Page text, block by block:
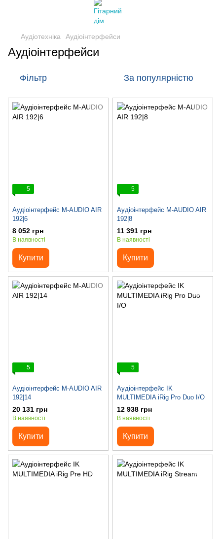
Аудіотехніка Аудіоінтерфейси
Аудіоінтерфейси
Фільтр За популярністю
5
Аудіоінтерфейс M-AUDIO AIR
192|6
8 052 грн
В наявності
Купити
5
Аудіоінтерфейс M-AUDIO AIR
192|8
11 391 грн
В наявності
Купити
5
Аудіоінтерфейс M-AUDIO AIR
192|14
20 131 грн
В наявності
Купити
5
Аудіоінтерфейс IK
MULTIMEDIA iRig Pro Duo I/O
12 938 грн
В наявності
Купити